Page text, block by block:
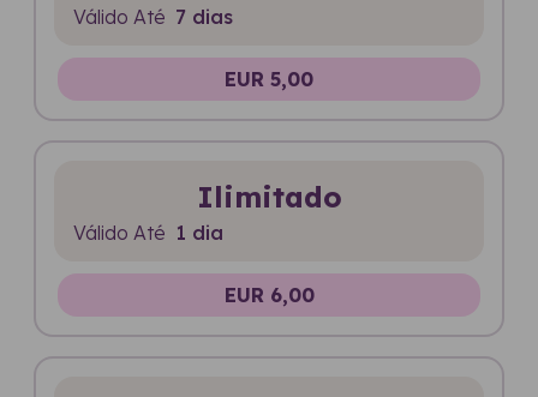
Válido Até 7 dias
EUR 5,00
Ilimitado
Válido Até 1 dia
EUR 6,00